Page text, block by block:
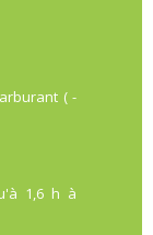
( -
1,6 h à